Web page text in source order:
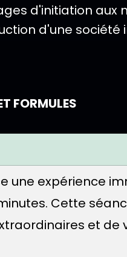
d'initiation aux
d'une société
FORMULES
une expérience
Cette
et de